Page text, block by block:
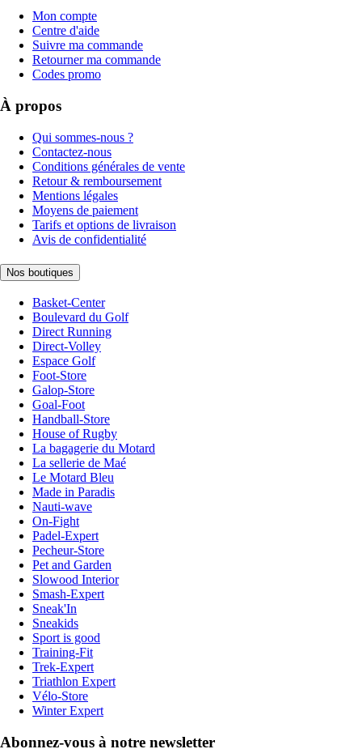
Mon compte
Centre d'aide
Suivre ma commande
Retourner ma commande
Codes promo
À propos
Qui sommes-nous ?
Contactez-nous
Conditions générales de vente
Retour & remboursement
Mentions légales
Moyens de paiement
Tarifs et options de livraison
Avis de confidentialité
Nos boutiques
Basket-Center
Boulevard du Golf
Direct Running
Direct-Volley
Espace Golf
Foot-Store
Galop-Store
Goal-Foot
Handball-Store
House of Rugby
La bagagerie du Motard
La sellerie de Maé
Le Motard Bleu
Made in Paradis
Nauti-wave
On-Fight
Padel-Expert
Pecheur-Store
Pet and Garden
Slowood Interior
Smash-Expert
Sneak'In
Sneakids
Sport is good
Training-Fit
Trek-Expert
Triathlon Expert
Vélo-Store
Winter Expert
Abonnez-vous à notre newsletter